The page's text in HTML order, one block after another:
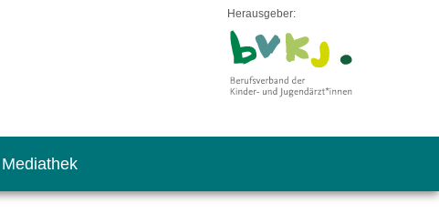
Herausgeber:
Mediathek